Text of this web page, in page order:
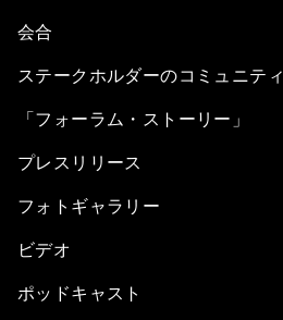
会合
ステークホルダーのコミュニティ
「フォーラム・ストーリー」
プレスリリース
フォトギャラリー
ビデオ
ポッドキャスト